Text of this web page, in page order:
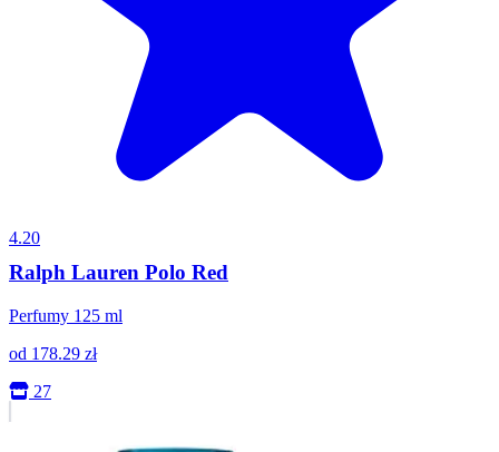
4.20
Ralph Lauren Polo Red
Perfumy 125 ml
od 178.29 zł
27